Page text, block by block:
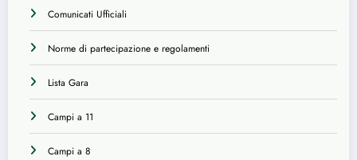
Comunicati Ufficiali
Norme di partecipazione e regolamenti
Lista Gara
Campi a 11
Campi a 8